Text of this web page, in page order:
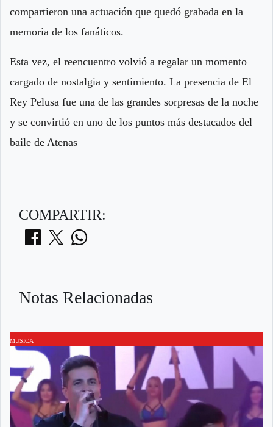
compartieron una actuación que quedó grabada en la
memoria de los fanáticos.
Esta vez, el reencuentro volvió a regalar un momento
cargado de nostalgia y sentimiento. La presencia de El
Rey Pelusa fue una de las grandes sorpresas de la noche
y se convirtió en uno de los puntos más destacados del
baile de Atenas
COMPARTIR:
Notas Relacionadas
MUSICA